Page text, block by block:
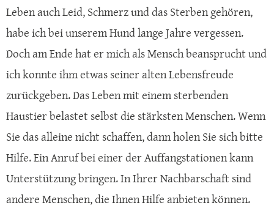
Leben auch Leid, Schmerz und das Sterben gehören,
habe ich bei unserem Hund lange Jahre vergessen.
Doch am Ende hat er mich als Mensch beansprucht und
ich konnte ihm etwas seiner alten Lebensfreude
zurückgeben. Das Leben mit einem sterbenden
Haustier belastet selbst die stärksten Menschen. Wenn
Sie das alleine nicht schaffen, dann holen Sie sich bitte
Hilfe. Ein Anruf bei einer der Auffangstationen kann
Unterstützung bringen. In Ihrer Nachbarschaft sind
andere Menschen, die Ihnen Hilfe anbieten können.